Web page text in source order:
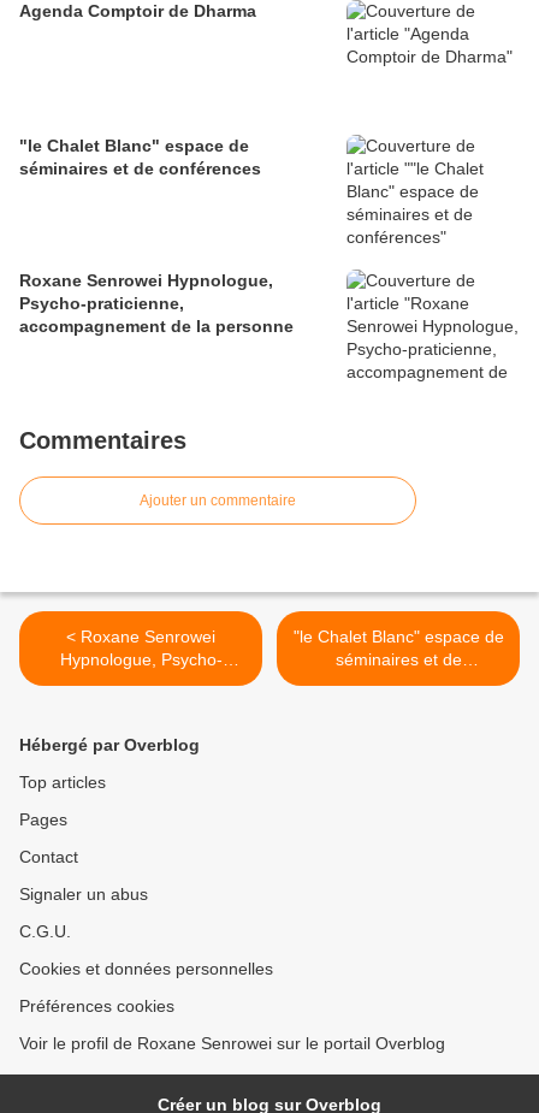
Agenda Comptoir de Dharma
"le Chalet Blanc" espace de
séminaires et de conférences
Roxane Senrowei Hypnologue,
Psycho-praticienne,
accompagnement de la personne
Commentaires
Ajouter un commentaire
< Roxane Senrowei
Hypnologue, Psycho-
praticienne,
"le Chalet Blanc" espace de
séminaires et de
conférences >
Hébergé par Overblog
Top articles
Pages
Contact
Signaler un abus
C.G.U.
Cookies et données personnelles
Préférences cookies
Voir le profil de Roxane Senrowei sur le portail Overblog
Créer un blog sur Overblog